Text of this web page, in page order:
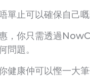
單止可以確保自己
，你只需透過
問題。
健康仲可以慳一